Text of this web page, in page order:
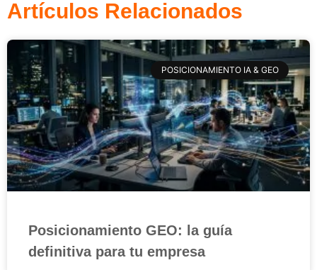
Artículos Relacionados
POSICIONAMIENTO IA & GEO
Posicionamiento GEO: la guía
definitiva para tu empresa